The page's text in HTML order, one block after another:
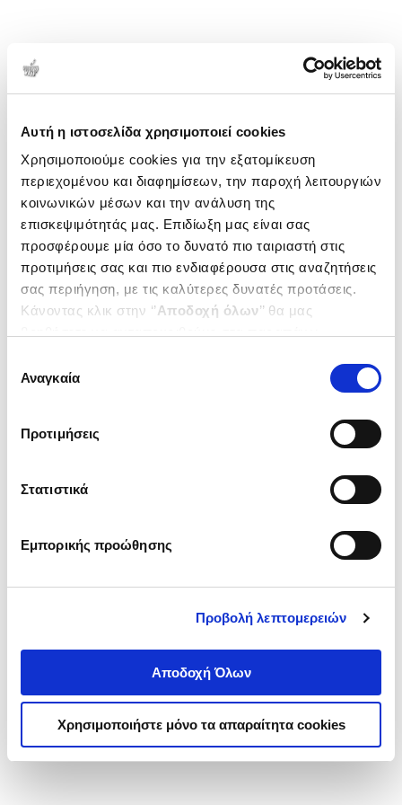
Αυτή η ιστοσελίδα χρησιμοποιεί cookies
Χρησιμοποιούμε cookies για την εξατομίκευση
περιεχομένου και διαφημίσεων, την παροχή λειτουργιών
κοινωνικών μέσων και την ανάλυση της
επισκεψιμότητάς μας. Επιδίωξη μας είναι σας
προσφέρουμε μία όσο το δυνατό πιο ταιριαστή στις
προτιμήσεις σας και πιο ενδιαφέρουσα στις αναζητήσεις
σας περιήγηση, με τις καλύτερες δυνατές προτάσεις.
Κάνοντας κλικ στην ‘’Αποδοχή όλων’’ θα μας
ενδιαφέρουν και να επιλέξετε από τα παρακάτω με την
΄΄και να ενημερωθείτε σχετικά με
συγκατάθεσης
Αναγκαία
Προτιμήσεις
Στατιστικά
Εμπορικής προώθησης
Προβολή λεπτομερειών
Αποδοχή Όλων
Χρησιμοποιήστε μόνο τα απαραίτητα cookies